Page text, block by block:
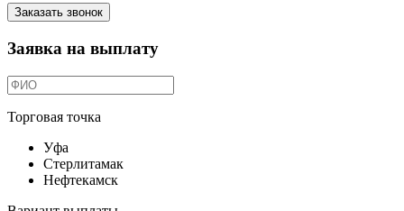
Заказать звонок
Заявка на выплату
Торговая точка
Уфа
Стерлитамак
Нефтекамск